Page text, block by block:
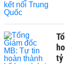
tỷ